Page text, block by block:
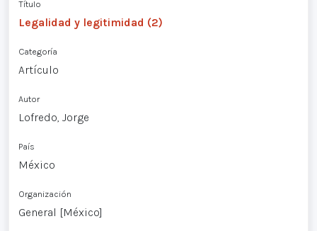
Título
Legalidad y legitimidad (2)
Categoría
Artículo
Autor
Lofredo, Jorge
País
México
Organización
General [México]